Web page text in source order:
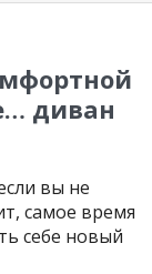
диван
вы не
самое время
себе новый